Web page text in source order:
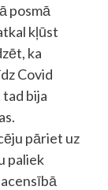
posmā
kļūst
ka
Covid
bija
pāriet uz
paliek